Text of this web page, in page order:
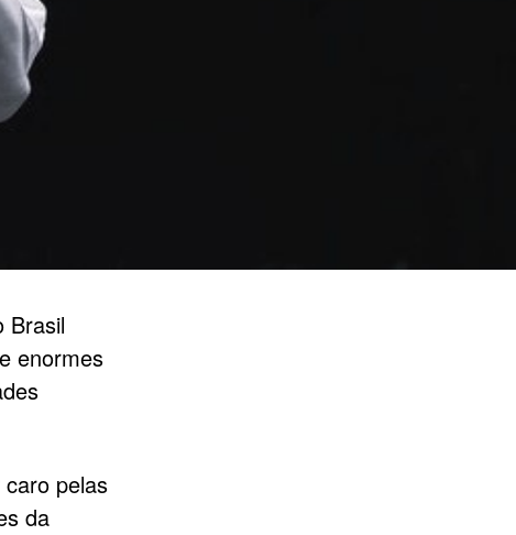
Brasil
enormes
pelas
da